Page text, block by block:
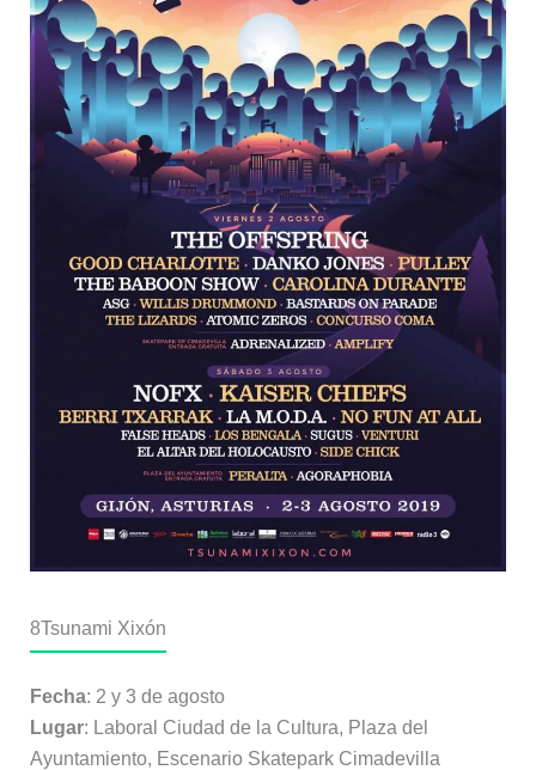
8Tsunami Xixón
Fecha: 2 y 3 de agosto
Lugar: Laboral Ciudad de la Cultura, Plaza del
Ayuntamiento, Escenario Skatepark Cimadevilla